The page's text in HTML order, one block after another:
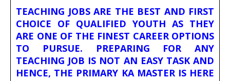
TEACHING JOBS ARE THE BEST AND FIRST
CHOICE OF QUALIFIED YOUTH AS THEY
ARE ONE OF THE FINEST CAREER OPTIONS
TO PURSUE. PREPARING FOR ANY
TEACHING JOB IS NOT AN EASY TASK AND
HENCE, THE PRIMARY KA MASTER IS HERE